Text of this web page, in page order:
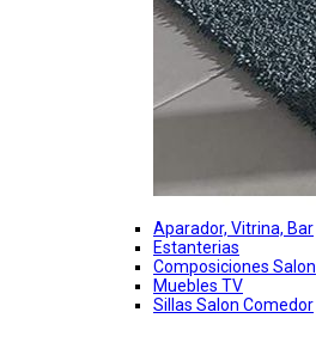
Aparador, Vitrina, Bar
Estanterias
Composiciones Salon
Muebles TV
Sillas Salon Comedor